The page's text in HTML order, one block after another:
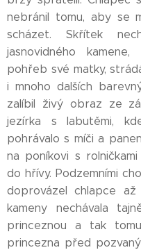
nebránil tomu, aby se
scházet. Skřítek
jasnovidného
pohřeb své matky,
i mnoho dalších
zalíbil živý obraz ze
jezírka s labutěmi,
pohrávalo s míči a
na poníkovi s
do hřívy. Podzemními
doprovázel chlapce
kameny nechávala
princeznou a tak
princezna před